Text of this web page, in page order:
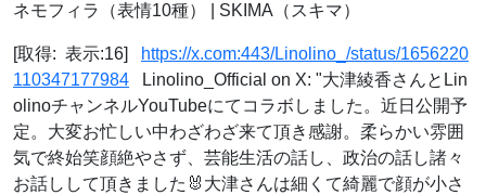
ネモフィラ（表情10種） | SKIMA（スキマ）
[取得: 表示:16]
https://x.com:443/Linolino_/status/1656220
110347177984 Linolino_Official on X: "大津綾香さんとLin
olinoチャンネルYouTubeにてコラボしました。近日公開予
定。大変お忙しい中わざわざ来て頂き感謝。柔らかい雰囲
気で終始笑顔絶やさず、芸能生活の話し、政治の話し諸々
お話しして頂きました🐰大津さんは細くて綺麗で顔が小さ